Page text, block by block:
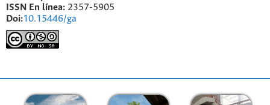
ISSN En línea: 2357-5905
Doi:10.15446/ga